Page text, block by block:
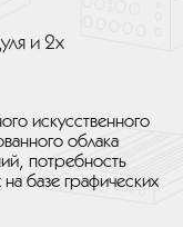
и 2x
искусственного
облака
потребность
базе графических